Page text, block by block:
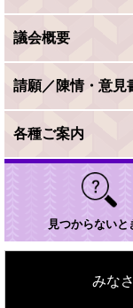
議会概要
請願／陳情・意見
各種ご案内
見つからないと
みな